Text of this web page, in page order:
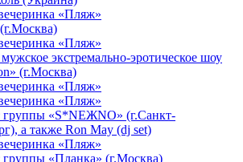
«Пляж»
«Пляж»
экстремально-эротическое шоу
(г.Москва)
«Пляж»
«Пляж»
группы «S*NEЖNO» (г.Санкт-
а также Ron May (dj set)
«Пляж»
группы «Планка» (г.Москва)